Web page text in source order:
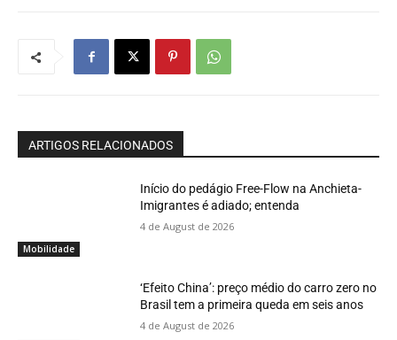
ARTIGOS RELACIONADOS
Mobilidade
Início do pedágio Free-Flow na Anchieta-
Imigrantes é adiado; entenda
4 de August de 2026
‘Efeito China’: preço médio do carro zero no
Brasil tem a primeira queda em seis anos
4 de August de 2026